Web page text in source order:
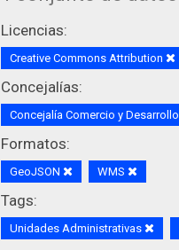
Licencias:
Creative Commons Attribution
Concejalías:
Concejalía Comercio y
Formatos:
GeoJSON WMS
Tags:
Unidades Administrativas